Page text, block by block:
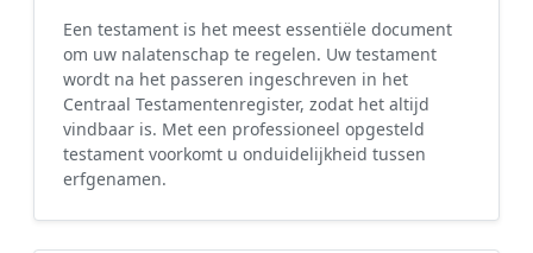
Een testament is het meest essentiële document
om uw nalatenschap te regelen. Uw testament
wordt na het passeren ingeschreven in het
Centraal Testamentenregister, zodat het altijd
vindbaar is. Met een professioneel opgesteld
testament voorkomt u onduidelijkheid tussen
erfgenamen.